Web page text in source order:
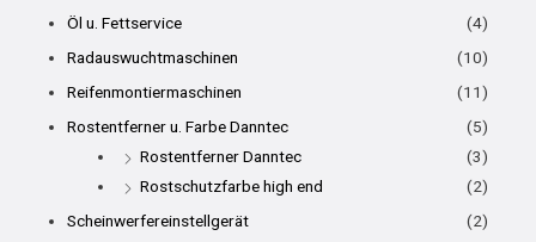
Öl u. Fettservice
(4)
Radauswuchtmaschinen
(10)
Reifenmontiermaschinen
(11)
Rostentferner u. Farbe Danntec
(5)
Rostentferner Danntec
(3)
Rostschutzfarbe high end
(2)
Scheinwerfereinstellgerät
(2)